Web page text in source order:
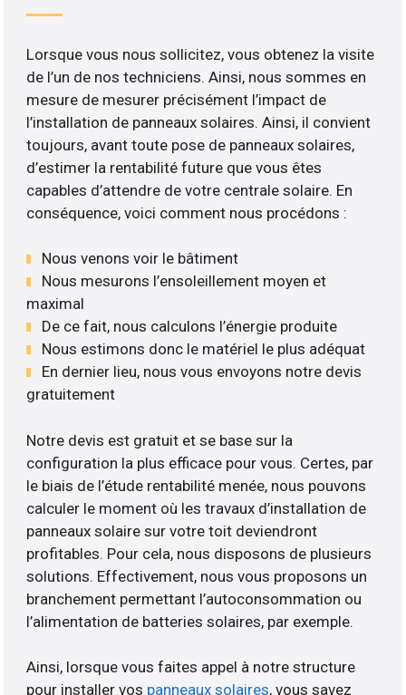
Lorsque vous nous sollicitez, vous obtenez la visite
de l’un de nos techniciens. Ainsi, nous sommes en
mesure de mesurer précisément l’impact de
l’installation de panneaux solaires. Ainsi, il convient
toujours, avant toute pose de panneaux solaires,
d’estimer la rentabilité future que vous êtes
capables d’attendre de votre centrale solaire. En
conséquence, voici comment nous procédons :
Nous venons voir le bâtiment
Nous mesurons l’ensoleillement moyen et
maximal
De ce fait, nous calculons l’énergie produite
Nous estimons donc le matériel le plus adéquat
En dernier lieu, nous vous envoyons notre devis
gratuitement
Notre devis est gratuit et se base sur la
configuration la plus efficace pour vous. Certes, par
le biais de l’étude rentabilité menée, nous pouvons
calculer le moment où les travaux d’installation de
panneaux solaire sur votre toit deviendront
profitables. Pour cela, nous disposons de plusieurs
solutions. Effectivement, nous vous proposons un
branchement permettant l’autoconsommation ou
l’alimentation de batteries solaires, par exemple.
Ainsi, lorsque vous faites appel à notre structure
pour installer vos panneaux solaires, vous savez